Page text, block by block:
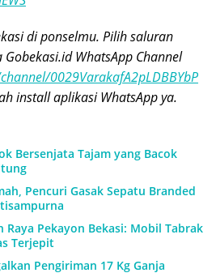
di ponselmu. Pilih saluran
WhatsApp Channel
0029VarakafA2pLDBBYbP
install aplikasi WhatsApp ya.
Bersenjata Tajam yang Bacok
Pencuri Gasak Sepatu Branded
Raya Pekayon Bekasi: Mobil Tabrak
Terjepit
Pengiriman 17 Kg Ganja